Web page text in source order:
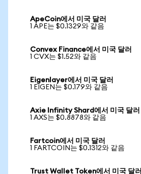
ApeCoin에서 미국 달러
1 APE는 $0.1329와 같음
Convex Finance에서 미국 달러
1 CVX는 $1.52와 같음
Eigenlayer에서 미국 달러
1 EIGEN는 $0.179와 같음
Axie Infinity Shard에서 미국 달러
1 AXS는 $0.8878와 같음
Fartcoin에서 미국 달러
1 FARTCOIN는 $0.1312와 같음
Trust Wallet Token에서 미국 달러